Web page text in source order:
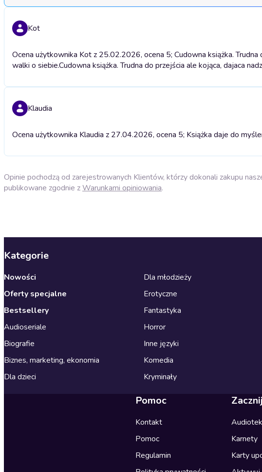
Kot
Ocena użytkownika Kot z 25.02.2026, ocena 5; Cudowna książka.
walki o siebie.Cudowna książka. Trudna do przejścia ale kojąca, dajaca
Klaudia
Ocena użytkownika Klaudia z 27.04.2026, ocena 5; Książka daje do
Opinie pochodzą od zarejestrowanych Klientów, którzy dokonali zakupu
publikowane zgodnie zWarunkami opiniowania.
Kategorie
Nowości
Oferty specjalne
Bestsellery
Audioseriale
Biografie
Biznes, marketing, ekonomia
Dla dzieci
Dla młodzieży
Erotyczne
Fantastyka
Horror
Inne języki
Komedia
Kryminały
Pomoc
Kontakt
Pomoc
Regulamin
Karnety
Karty